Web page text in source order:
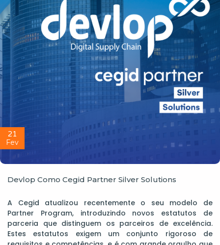
21
Fev
Devlop Como Cegid Partner Silver Solutions
A Cegid atualizou recentemente o seu modelo de
Partner Program, introduzindo novos estatutos de
parceria que distinguem os parceiros de excelência.
Estes estatutos exigem um conjunto rigoroso de